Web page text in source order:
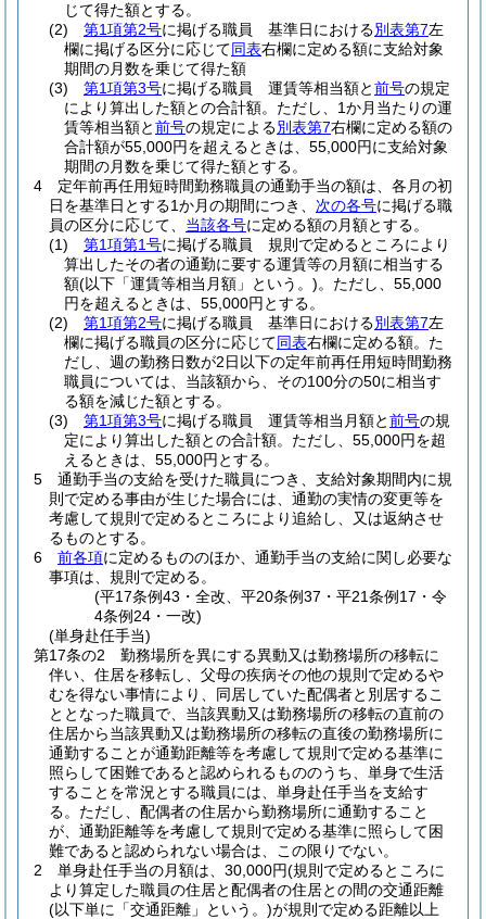
じて得た額とする。
(2)
第1項第2号に掲げる職員 基準日における別表第7左
欄に掲げる区分に応じて同表右欄に定める額に支給対象
期間の月数を乗じて得た額
(3)
第1項第3号に掲げる職員 運賃等相当額と前号の規定
により算出した額との合計額。 ただし、1か月当たりの運
賃等相当額と前号の規定による別表第7右欄に定める額の
合計額が55,000円を超えるときは、55,000円に支給対象
期間の月数を乗じて得た額とする。
4
定年前再任用短時間勤務職員の通勤手当の額は、各月の初
日を基準日とする1か月の期間につき、 次の各号に掲げる職
員の区分に応じて、 当該各号に定める額の月額とする。
(1)
第1項第1号に掲げる職員 規則で定めるところにより
算出したその者の通勤に要する運賃等の月額に相当する
額(以下「運賃等相当月額」という。)。 ただし、55,000
円を超えるときは、55,000円とする。
(2)
第1項第2号に掲げる職員 基準日における別表第7左
欄に掲げる職員の区分に応じて同表右欄に定める額。 た
だし、週の勤務日数が2日以下の定年前再任用短時間勤務
職員については、当該額から、その100分の50に相当す
る額を減じた額とする。
(3)
第1項第3号に掲げる職員 運賃等相当月額と前号の規
定により算出した額との合計額。 ただし、55,000円を超
えるときは、55,000円とする。
5
通勤手当の支給を受けた職員につき、支給対象期間内に規
則で定める事由が生じた場合には、通勤の実情の変更等を
考慮して規則で定めるところにより追給し、又は返納させ
るものとする。
6
前各項に定めるもののほか、通勤手当の支給に関し必要な
事項は、規則で定める。
(平17条例43・全改、平20条例37・平21条例17・令
4条例24・一改)
(単身赴任手当)
第17条の2
勤務場所を異にする異動又は勤務場所の移転に
伴い、住居を移転し、父母の疾病その他の規則で定めるや
むを得ない事情により、同居していた配偶者と別居するこ
ととなった職員で、当該異動又は勤務場所の移転の直前の
住居から当該異動又は勤務場所の移転の直後の勤務場所に
通勤することが通勤距離等を考慮して規則で定める基準に
照らして困難であると認められるもののうち、単身で生活
することを常況とする職員には、単身赴任手当を支給す
る。 ただし、配偶者の住居から勤務場所に通勤すること
が、通勤距離等を考慮して規則で定める基準に照らして困
難であると認められない場合は、この限りでない。
2
単身赴任手当の月額は、30,000円(規則で定めるところに
より算定した職員の住居と配偶者の住居との間の交通距離
(以下単に「交通距離」という。)が規則で定める距離以上